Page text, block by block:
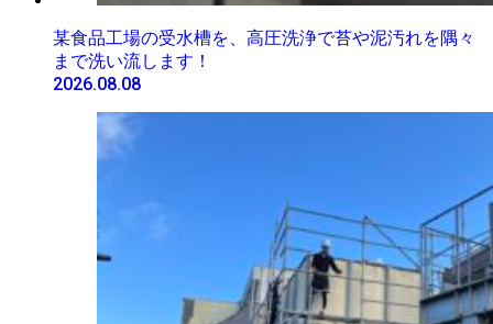
某食品工場の受水槽を、高圧洗浄で苔や泥汚れを隅々
まで洗い流します！
2026.08.08